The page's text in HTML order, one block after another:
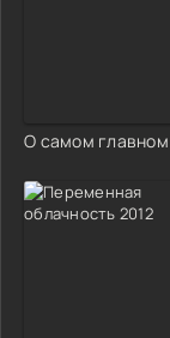
О самом главном